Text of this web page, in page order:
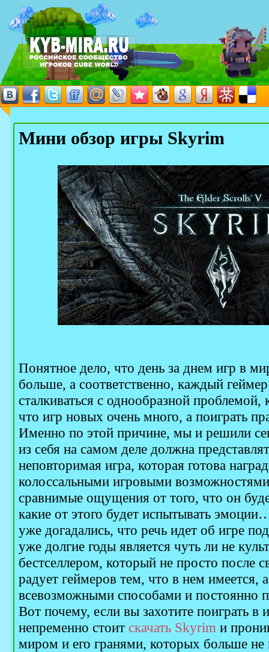
Мини обзор игры Skyrim
Понятное дело, что день за днем игр в
больше, а соответственно, каждый
сталкиваться с однообразной проблемой,
что игр новых очень много, а поиграть
Именно по этой причине, мы и решили
из себя на самом деле должна
неповторимая игра, которая готова
колоссальными игровыми
сравнимые ощущения от того, что он
какие от этого будет испытывать
уже догадались, что речь идет об игре
уже долгие годы является чуть ли не
бестселлером, который не просто после
радует геймеров тем, что в нем имеется,
всевозможными способами и постоянно
Вот почему, если вы захотите поиграть в
непременно стоит скачать Skyrim и
миром и его гранями, которых больше не